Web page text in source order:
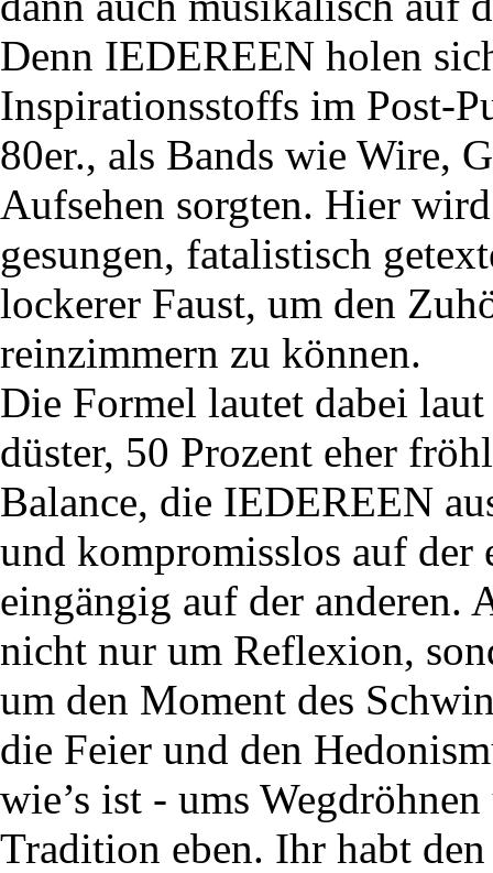
Denn IEDEREEN holen
Inspirationsstoffs im Post-
80er., als Bands wie Wire,
Aufsehen sorgten. Hier
gesungen, fatalistisch
lockerer Faust, um den
reinzimmern zu können.
Die Formel lautet dabei
düster, 50 Prozent eher
Balance, die IEDEREEN
und kompromisslos auf der
eingängig auf der anderen.
nicht nur um Reflexion,
um den Moment des
die Feier und den
wie’s ist - ums
Tradition eben. Ihr habt